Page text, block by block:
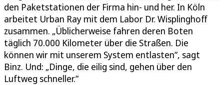
den Paketstationen der Firma hin- und her. In Köln
arbeitet Urban Ray mit dem Labor Dr. Wisplinghoff
zusammen. „Üblicherweise fahren deren Boten
täglich 70.000 Kilometer über die Straßen. Die
können wir mit unserem System entlasten“, sagt
Binz. Und: „Dinge, die eilig sind, gehen über den
Luftweg schneller.“